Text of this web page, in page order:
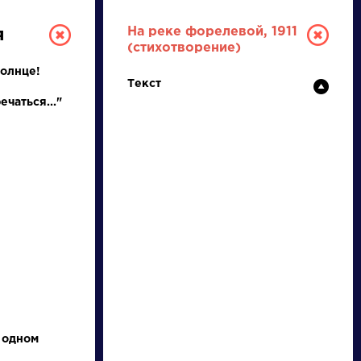
ЕГЭ
одном
На реке форелевой, 1911
(стихотворение)
Текст